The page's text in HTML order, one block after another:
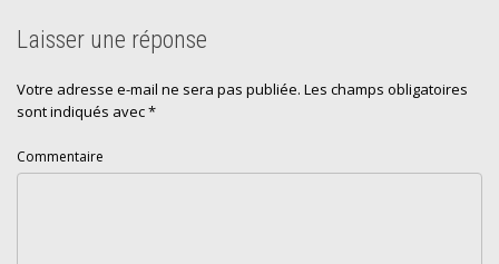
Laisser une réponse
Votre adresse e-mail ne sera pas publiée. Les champs obligatoires
sont indiqués avec*
Commentaire